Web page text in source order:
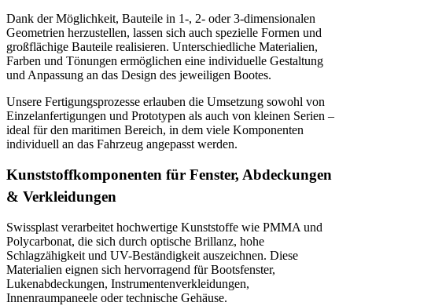
Dank der Möglichkeit, Bauteile in 1-, 2- oder 3-dimensionalen
Geometrien herzustellen, lassen sich auch spezielle Formen und
großflächige Bauteile realisieren. Unterschiedliche Materialien,
Farben und Tönungen ermöglichen eine individuelle Gestaltung
und Anpassung an das Design des jeweiligen Bootes.
Unsere Fertigungsprozesse erlauben die Umsetzung sowohl von
Einzelanfertigungen und Prototypen als auch von kleinen Serien –
ideal für den maritimen Bereich, in dem viele Komponenten
individuell an das Fahrzeug angepasst werden.
Kunststoffkomponenten für Fenster, Abdeckungen
& Verkleidungen
Swissplast verarbeitet hochwertige Kunststoffe wie PMMA und
Polycarbonat, die sich durch optische Brillanz, hohe
Schlagzähigkeit und UV-Beständigkeit auszeichnen. Diese
Materialien eignen sich hervorragend für Bootsfenster,
Lukenabdeckungen, Instrumentenverkleidungen,
Innenraumpaneele oder technische Gehäuse.